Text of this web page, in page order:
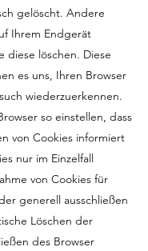
gelöscht. Andere
Ihrem Endgerät
diese löschen. Diese
es uns, Ihren Browser
wiederzuerkennen.
so einstellen, dass
von Cookies informiert
nur im Einzelfall
von Cookies für
generell ausschließen
Löschen der
des Browser